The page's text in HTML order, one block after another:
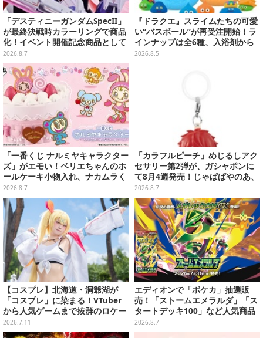
「デスティニーガンダムSpecII」
が最終決戦時カラーリングで商品
化！イベント開催記念商品として
METAL ROBOT魂に新登場
2026.8.7
『ドラクエ』スライムたちの可愛
い“バスボール”が再受注開始！ラ
インナップは全6種、入浴剤から
モンスターのフィギュアが出てく
2026.8.5
「一番くじ ナルミヤキャラクター
ズ」がエモい！ベリエちゃんのホ
ールケーキ小物入れ、ナカムラく
んのマスコットなどがズラリ
2026.8.7
「カラフルピーチ」めじるしアク
セサリー第2弾が、ガシャポンに
て8月4週発売！じゃぱぱやのあ、
シヴァたちメンバー11名分ライン
ナップ
2026.8.7
【コスプレ】北海道・洞爺湖が
「コスプレ」に染まる！VTuber
から人気ゲームまで抜群のロケー
ションも必見な美女レイヤー10選
【写真45枚】
2026.7.11
エディオンで「ポケカ」抽選販
売！「ストームエメラルダ」「ス
タートデッキ100」など人気商品
が対象
2026.8.7